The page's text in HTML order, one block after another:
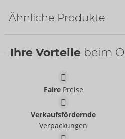
Humbler
- ORION Brand
Ähnliche Produkte
Ihre Vorteile beim
FairePreise
Verkaufsfördernde
Verpackungen